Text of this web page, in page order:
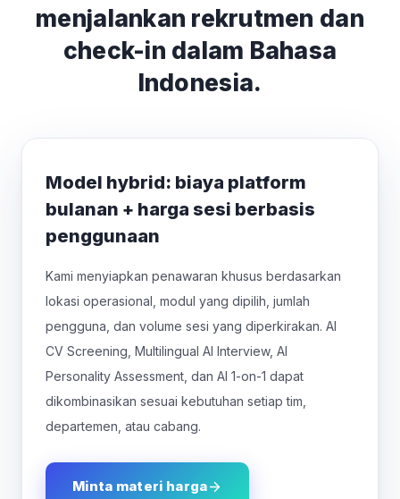
menjalankan rekrutmen dan
check-in dalam Bahasa
Indonesia.
Model hybrid: biaya platform
bulanan + harga sesi berbasis
penggunaan
Kami menyiapkan penawaran khusus berdasarkan
lokasi operasional, modul yang dipilih, jumlah
pengguna, dan volume sesi yang diperkirakan. AI
CV Screening, Multilingual AI Interview, AI
Personality Assessment, dan AI 1-on-1 dapat
dikombinasikan sesuai kebutuhan setiap tim,
departemen, atau cabang.
Minta materi harga